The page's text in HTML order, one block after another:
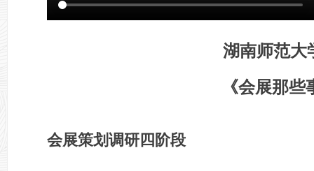
湖南师范大
《会展那
会展策划调研四阶段